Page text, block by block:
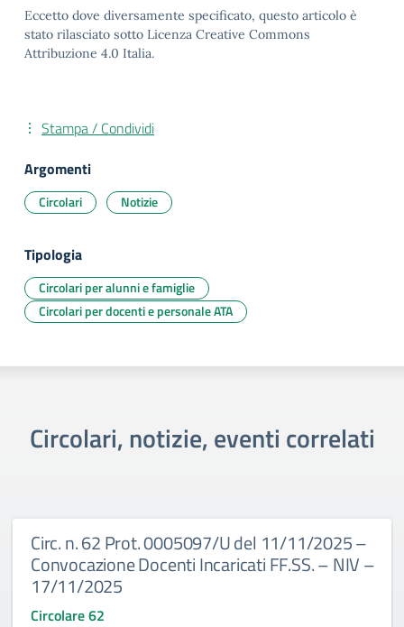
Eccetto dove diversamente specificato, questo articolo è
stato rilasciato sotto Licenza Creative Commons
Attribuzione 4.0 Italia.
Stampa / Condividi
Argomenti
Circolari Notizie
Tipologia
Circolari per alunni e famiglie
Circolari per docenti e personale ATA
Circolari, notizie, eventi correlati
Circ. n. 62 Prot. 0005097/U del 11/11/2025 –
Convocazione Docenti Incaricati FF.SS. – NIV –
17/11/2025
Circolare 62